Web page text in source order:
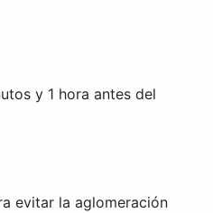
y 1 hora antes del
evitar la aglomeración